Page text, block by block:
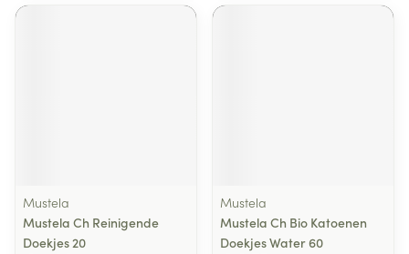
Mustela
Mustela Ch Reinigende
Doekjes 20
Mustela
Mustela Ch Bio Katoenen
Doekjes Water 60